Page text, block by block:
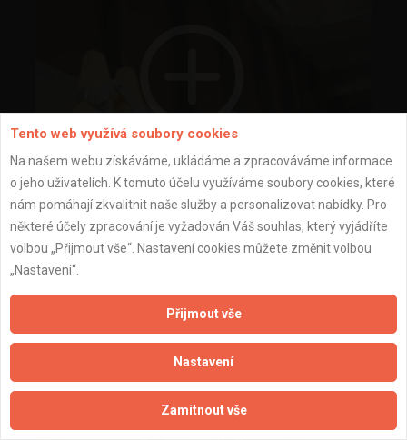
Tento web využívá soubory cookies
Na našem webu získáváme, ukládáme a zpracováváme informace
o jeho uživatelích. K tomuto účelu využíváme soubory cookies, které
nám pomáhají zkvalitnit naše služby a personalizovat nabídky. Pro
některé účely zpracování je vyžadován Váš souhlas, který vyjádříte
volbou „Přijmout vše“. Nastavení cookies můžete změnit volbou
„Nastavení“.
Přijmout vše
Nastavení
Zamítnout vše